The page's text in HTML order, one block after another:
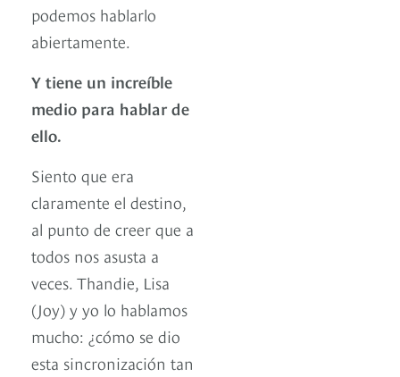
podemos hablarlo
abiertamente.
Y tiene un increíble
medio para hablar de
ello.
Siento que era
claramente el destino,
al punto de creer que a
todos nos asusta a
veces. Thandie, Lisa
(Joy) y yo lo hablamos
mucho: ¿cómo se dio
esta sincronización tan